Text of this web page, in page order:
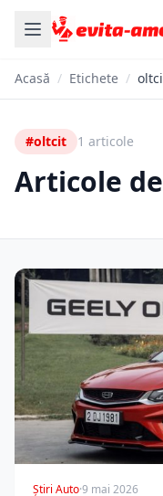
Acasă / Etichete /
#oltcit 1 articole
Articole
Știri Auto·9 mai 2026